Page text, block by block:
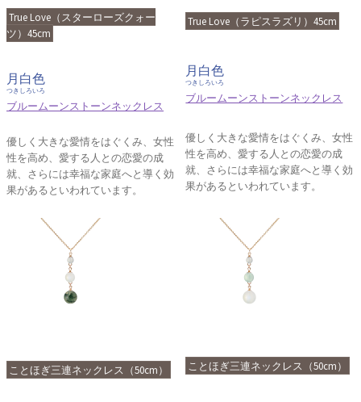
True Love（スターローズクォー
ツ）45cm
月白色
つきしろいろ
ブルームーンストーンネックレス
優しく大きな愛情をはぐくみ、女性
性を高め、愛する人との恋愛の成
就、さらには幸福な家庭へと導く効
果があるといわれています。
True Love（ラピスラズリ）45cm
月白色
つきしろいろ
ブルームーンストーンネックレス
優しく大きな愛情をはぐくみ、女性
性を高め、愛する人との恋愛の成
就、さらには幸福な家庭へと導く効
果があるといわれています。
ことほぎ三連ネックレス（50cm） ことほぎ三連ネックレス（50cm）